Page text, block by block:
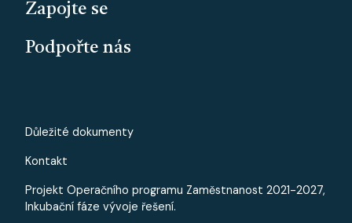
Zapojte se
Podpořte nás
PATICKA - MALE
Důležité dokumenty
Kontakt
Projekt Operačního programu Zaměstnanost 2021-2027,
Inkubační fáze vývoje řešení.